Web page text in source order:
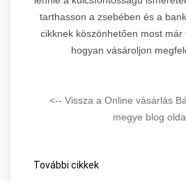
tarthasson a zsebében és a
cikknek köszönhetően most már
hogyan vásároljon
<-- Vissza a Online vásárlás
megye blog
További cikkek